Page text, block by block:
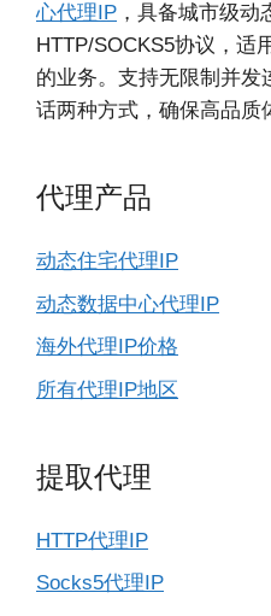
心代理IP ，具备城市级
HTTP/SOCKS5协议，适
的业务。支持无限制并发
话两种方式，确保高品质
代理产品
动态住宅代理IP
动态数据中心代理IP
海外代理IP价格
所有代理IP地区
提取代理
HTTP代理IP
Socks5代理IP